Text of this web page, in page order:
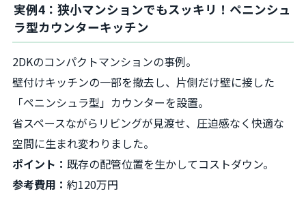
実例4：狭小マンションでもスッキリ！ペニンシュ
ラ型カウンターキッチン
2DKのコンパクトマンションの事例。
壁付けキッチンの一部を撤去し、片側だけ壁に接した
「ペニンシュラ型」カウンターを設置。
省スペースながらリビングが見渡せ、圧迫感なく快適な
空間に生まれ変わりました。
ポイント： 既存の配管位置を生かしてコストダウン。
参考費用： 約120万円